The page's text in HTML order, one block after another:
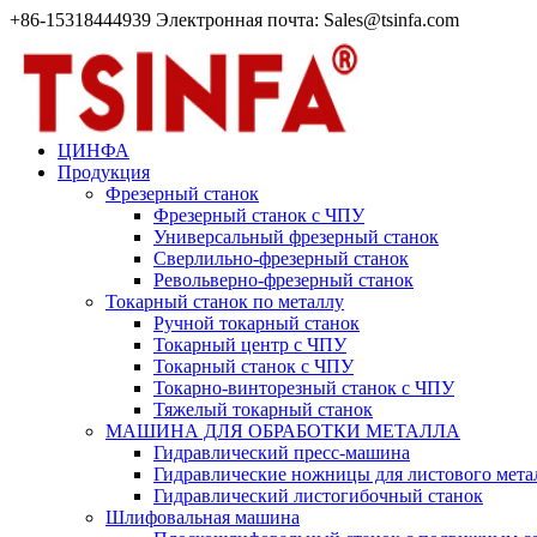
+86-15318444939 Электронная почта: Sales@tsinfa.com
ЦИНФА
Продукция
Фрезерный станок
Фрезерный станок с ЧПУ
Универсальный фрезерный станок
Сверлильно-фрезерный станок
Револьверно-фрезерный станок
Токарный станок по металлу
Ручной токарный станок
Токарный центр с ЧПУ
Токарный станок с ЧПУ
Токарно-винторезный станок с ЧПУ
Тяжелый токарный станок
МАШИНА ДЛЯ ОБРАБОТКИ МЕТАЛЛА
Гидравлический пресс-машина
Гидравлические ножницы для листового
Гидравлический листогибочный станок
Шлифовальная машина